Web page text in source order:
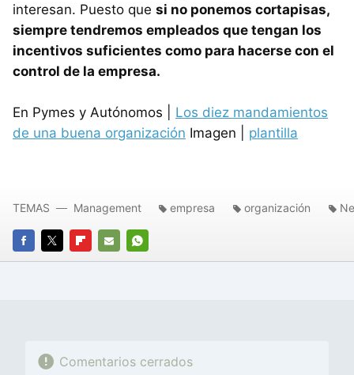
interesan. Puesto que si no ponemos cortapisas,
siempre tendremos empleados que tengan los
incentivos suficientes como para hacerse con el
control de la empresa.
En Pymes y Autónomos | Los diez mandamientos
de una buena organización Imagen | plantilla
FACEBOOK
TWITTERFLIPBOARD
E-
WHATSAPP
TEMAS Management empresa organización
Comentarios cerrados